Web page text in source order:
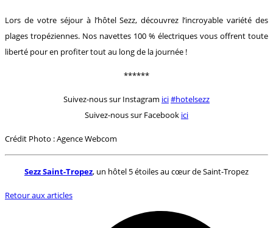
Lors de votre séjour à l’hôtel Sezz, découvrez l’incroyable variété des
plages tropéziennes. Nos navettes 100 % électriques vous offrent toute
liberté pour en profiter tout au long de la journée !
******
Suivez-nous sur Instagram ici#hotelsezz
Suivez-nous sur Facebook ici
Crédit Photo : Agence Webcom
Sezz Saint-Tropez, un hôtel 5 étoiles au cœur de Saint-Tropez
Retour aux articles